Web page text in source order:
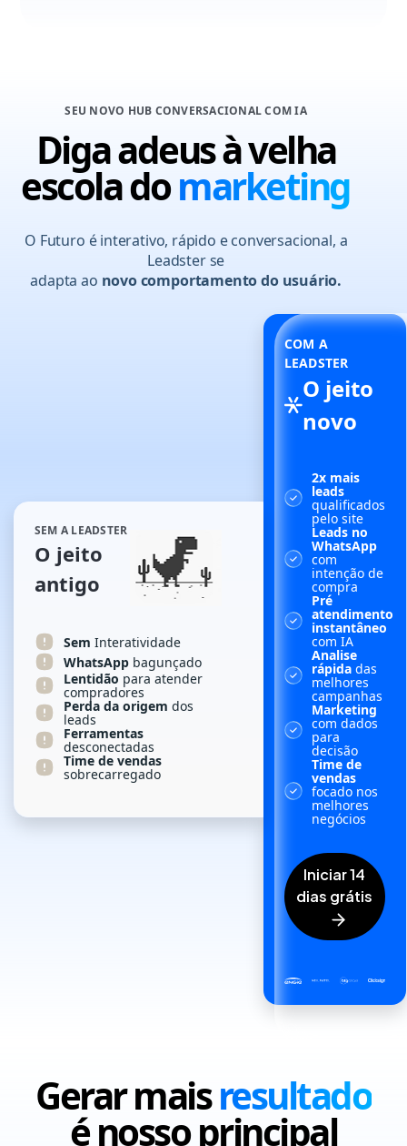
SEU NOVO HUB CONVERSACIONAL COM IA
Diga adeus à velha
escola domarketing
O Futuro é interativo, rápido e conversacional, a
Leadster se
adapta ao novo comportamento do usuário.
SEM A LEADSTER
O jeito
antigo
Sem Interatividade
WhatsAppbagunçado
Lentidão para atender
compradores
Perda da origem dos
leads
Ferramentas
desconectadas
Time de vendas
sobrecarregado
COM A
LEADSTER
O jeito
novo
2x mais
leads
qualificados
pelo site
Leads no
WhatsApp
com
intenção de
compra
Pré
atendimento
instantâneo
com IA
Analise
rápidadas
melhores
campanhas
Marketing
com dados
para
decisão
Time de
vendas
focado nos
melhores
negócios
iniciar 14
dias grátis
Gerar maisresultado
é nosso principal